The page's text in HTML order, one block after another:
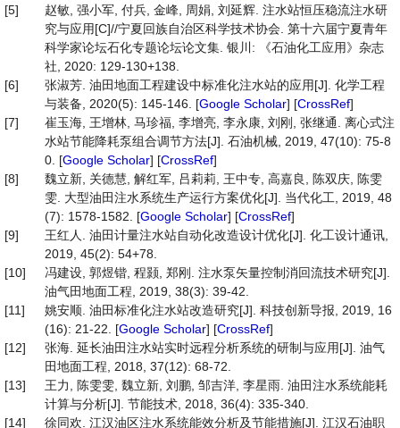
[5]
赵敏, 强小军, 付兵, 金峰, 周娟, 刘延辉. 注水站恒压稳流注水研
究与应用[C]//宁夏回族自治区科学技术协会. 第十六届宁夏青年
科学家论坛石化专题论坛论文集. 银川: 《石油化工应用》杂志
社, 2020: 129-130+138.
[6]
张淑芳. 油田地面工程建设中标准化注水站的应用[J]. 化学工程
与装备, 2020(5): 145-146. [Google Scholar] [CrossRef]
[7]
崔玉海, 王增林, 马珍福, 李增亮, 李永康, 刘刚, 张继通. 离心式注
水站节能降耗泵组合调节方法[J]. 石油机械, 2019, 47(10): 75-8
0. [Google Scholar] [CrossRef]
[8]
魏立新, 关德慧, 解红军, 吕莉莉, 王中专, 高嘉良, 陈双庆, 陈雯
雯. 大型油田注水系统生产运行方案优化[J]. 当代化工, 2019, 48
(7): 1578-1582. [Google Scholar] [CrossRef]
[9]
王红人. 油田计量注水站自动化改造设计优化[J]. 化工设计通讯,
2019, 45(2): 54+78.
[10]
冯建设, 郭煜锴, 程颢, 郑刚. 注水泵矢量控制消回流技术研究[J].
油气田地面工程, 2019, 38(3): 39-42.
[11]
姚安顺. 油田标准化注水站改造研究[J]. 科技创新导报, 2019, 16
(16): 21-22. [Google Scholar] [CrossRef]
[12]
张海. 延长油田注水站实时远程分析系统的研制与应用[J]. 油气
田地面工程, 2018, 37(12): 68-72.
[13]
王力, 陈雯雯, 魏立新, 刘鹏, 邹吉洋, 李星雨. 油田注水系统能耗
计算与分析[J]. 节能技术, 2018, 36(4): 335-340.
[14]
徐同欢. 江汉油区注水系统能效分析及节能措施[J]. 江汉石油职